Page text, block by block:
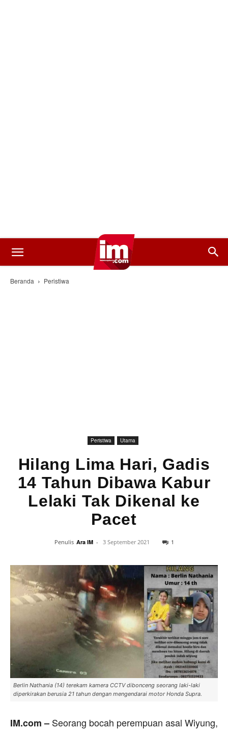
Beranda Peristiwa
Peristiwa Utama
Hilang Lima Hari, Gadis
14 Tahun Dibawa Kabur
Lelaki Tak Dikenal ke
Pacet
Penulis Ara IM - 3 September 2021 1
Berlin Nathania (14) terekam kamera CCTV dibonceng seorang laki-laki
diperkirakan berusia 21 tahun dengan mengendarai motor Honda Supra.
IM.com – Seorang bocah perempuan asal Wiyung,